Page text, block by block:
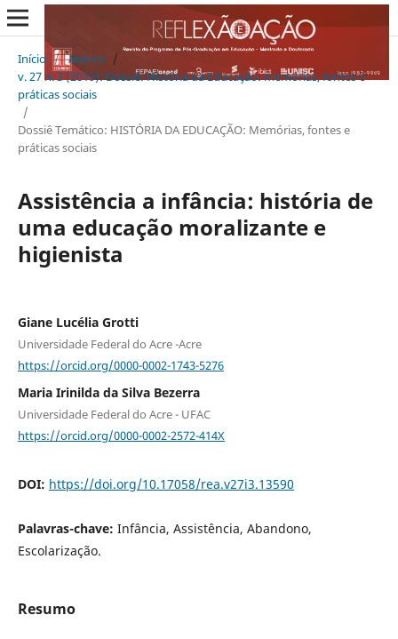
Início / Acervo
/
v. 27 n. 3 (2019): Dossiê: História da Educação: memórias, fontes e
práticas sociais
/
Dossiê Temático: HISTÓRIA DA EDUCAÇÃO: Memórias, fontes e
práticas sociais
Assistência a infância: história de
uma educação moralizante e
higienista
Giane Lucélia Grotti
Universidade Federal do Acre -Acre
https://orcid.org/0000-0002-1743-5276
Maria Irinilda da Silva Bezerra
Universidade Federal do Acre - UFAC
https://orcid.org/0000-0002-2572-414X
DOI: https://doi.org/10.17058/rea.v27i3.13590
Palavras-chave: Infância, Assistência, Abandono,
Escolarização.
Resumo